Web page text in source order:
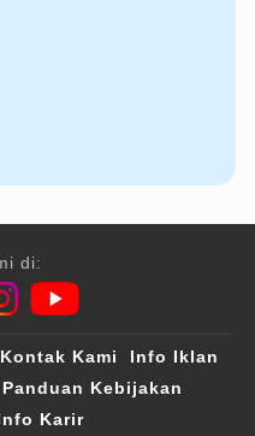
di:
Kontak Kami
Info Iklan
Panduan Kebijakan
Karir